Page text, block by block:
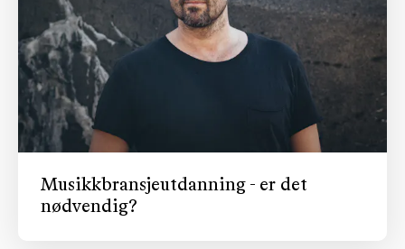
Musikkbransjeutdanning - er det
nødvendig?